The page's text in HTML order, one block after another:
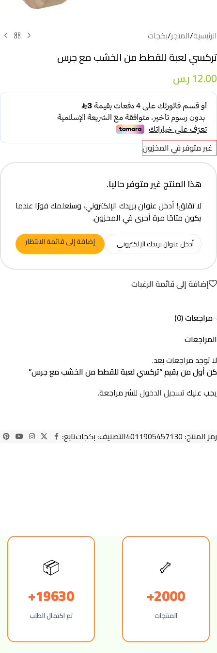
الرئيسية/المتجر/بكجات
تركسي لعبة للقطط من الخشب مع جرس
12.00 ر.س
غير متوفر في المخزون
هذا المنتج غير متوفر حالياً.
لا تقلق! أدخل عنوان بريدك الإلكتروني، وسنعلمك فورًا عندما
يكون متاحًا مرة أخرى في المخزون.
إضافة إلى قائمة الانتظار
إضافة إلى قائمة الرغبات
مراجعات (0)
المراجعات
لا توجد مراجعات بعد.
كن أول من يقيم “تركسي لعبة للقطط من الخشب مع جرس”
يجب عليكتسجيل الدخوللنشر مراجعة.
رمز المنتج: 4011905457130التصنيف: بكجاتتابع:
🦴
2000+
المنتجات
📦
19630+
تم اكتمال الطلب